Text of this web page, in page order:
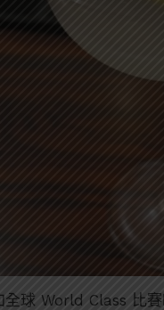
全球 World Class 比